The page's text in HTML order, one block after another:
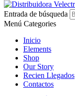
Entrada de búsqueda
Menú Categories
Inicio
Elements
Shop
Our Story
Recien Llegados
Contactos